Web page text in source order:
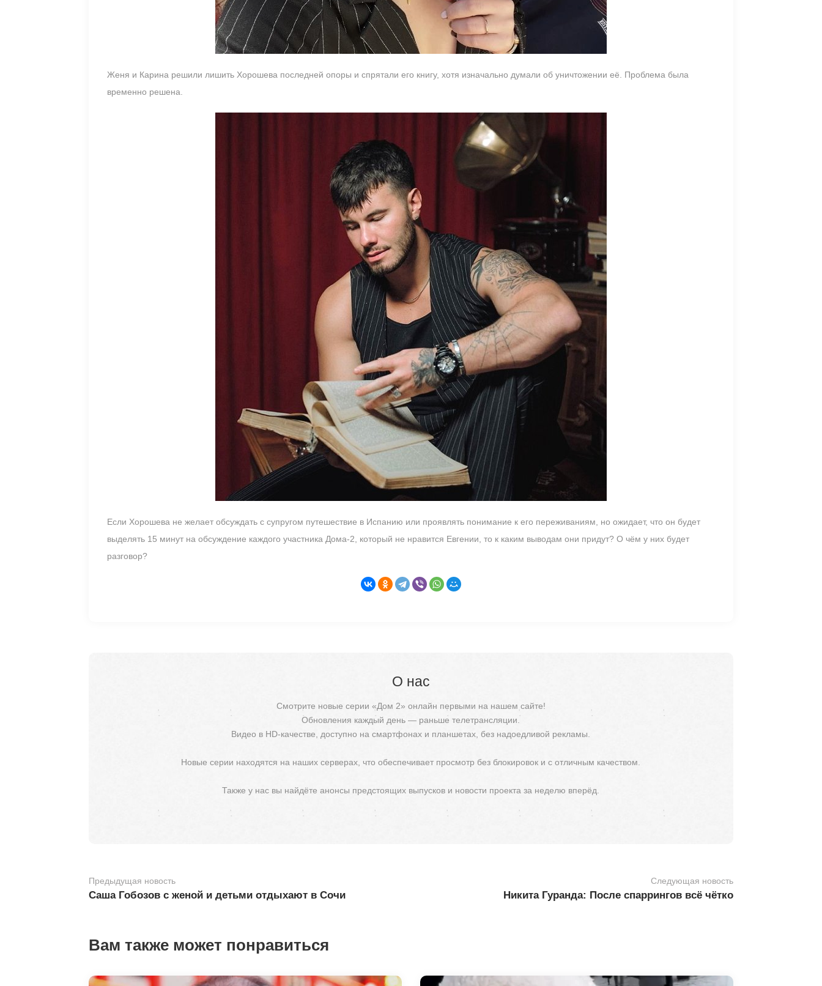
Женя и Карина решили лишить Хорошева последней опоры и спрятали его книгу, хотя изначально думали об уничтожении её. Проблема была
временно решена.
Если Хорошева не желает обсуждать с супругом путешествие в Испанию или проявлять понимание к его переживаниям, но ожидает, что он будет
выделять 15 минут на обсуждение каждого участника Дома-2, который не нравится Евгении, то к каким выводам они придут? О чём у них будет
разговор?
О нас
Смотрите новые серии «Дом 2» онлайн первыми на нашем сайте!
Обновления каждый день — раньше телетрансляции.
Видео в HD-качестве, доступно на смартфонах и планшетах, без надоедливой рекламы.
Новые серии находятся на наших серверах, что обеспечивает просмотр без блокировок и с отличным качеством.
Также у нас вы найдёте анонсы предстоящих выпусков и новости проекта за неделю вперёд.
Предыдущая новость
Саша Гобозов с женой и детьми отдыхают в Сочи
Следующая новость
Никита Гуранда: После спаррингов всё чётко
Вам также может понравиться